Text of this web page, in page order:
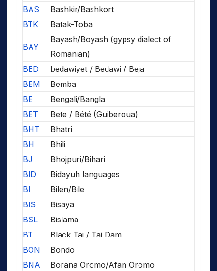
BAS
Bashkir/Bashkort
BTK
Batak-Toba
BAY
Bayash/Boyash (gypsy dialect of
Romanian)
BED
bedawiyet / Bedawi / Beja
BEM
Bemba
BE
Bengali/Bangla
BET
Bete / Bété (Guiberoua)
BHT
Bhatri
BH
Bhili
BJ
Bhojpuri/Bihari
BID
Bidayuh languages
BI
Bilen/Bile
BIS
Bisaya
BSL
Bislama
BT
Black Tai / Tai Dam
BON
Bondo
BNA
Borana Oromo/Afan Oromo